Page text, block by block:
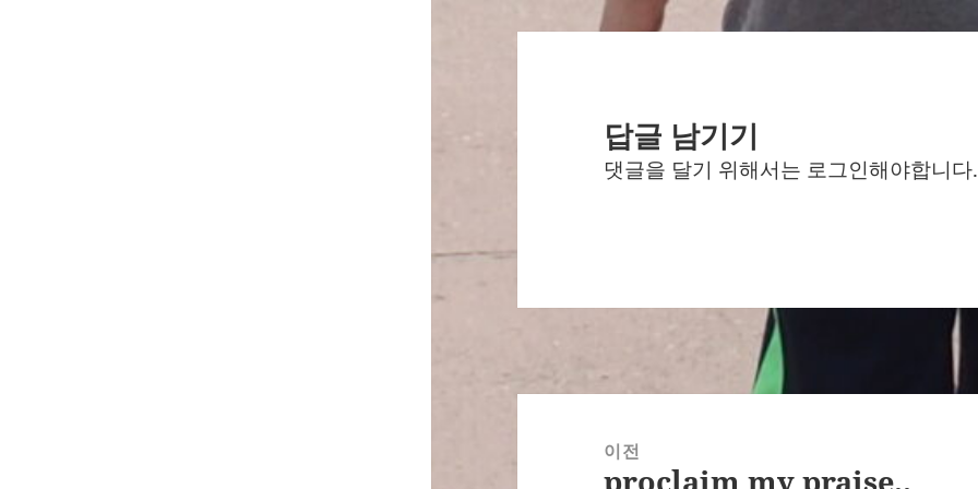
답글 남기기
댓글을 달기 위해서는 로그인해야합니다.
이전
이
proclaim my praise..